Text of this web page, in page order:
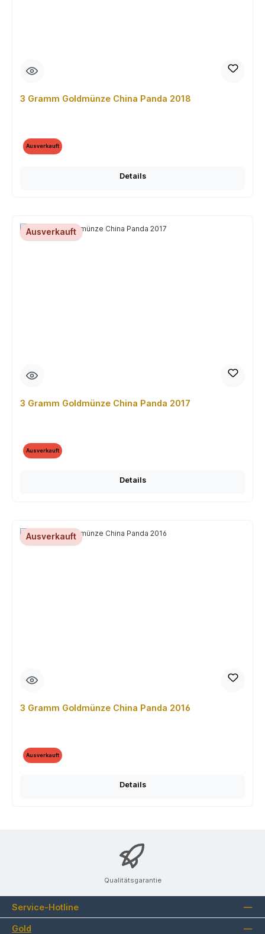
3 Gramm Goldmünze China Panda 2018
Ausverkauft
Details
Ausverkauft
3 Gramm Goldmünze China Panda 2017
Ausverkauft
Details
Ausverkauft
3 Gramm Goldmünze China Panda 2016
Ausverkauft
Details
Qualitätsgarantie
Service-Hotline
Gold